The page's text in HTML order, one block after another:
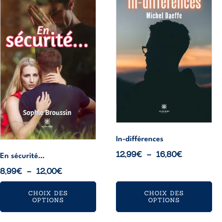
En sécurité…
8,99€ – 12,00€Plage
de
prix :
CHOIX DES
OPTIONS
produit
plusieurs
variations.
options
peuvent
être
choisies
sur
la
page
du
In-différences
12,99€ – 16,80€Plage
12,99€
CHOIX DES
OPTIONS
produit
plusieurs
variations.
Les
options
peuvent
page
du